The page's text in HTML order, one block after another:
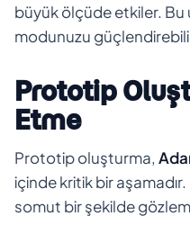
büyük ölçüde etkiler. Bu
modunuzu
Prototip
Etme
Prototip oluşturma,
içinde kritik bir
somut bir şekilde